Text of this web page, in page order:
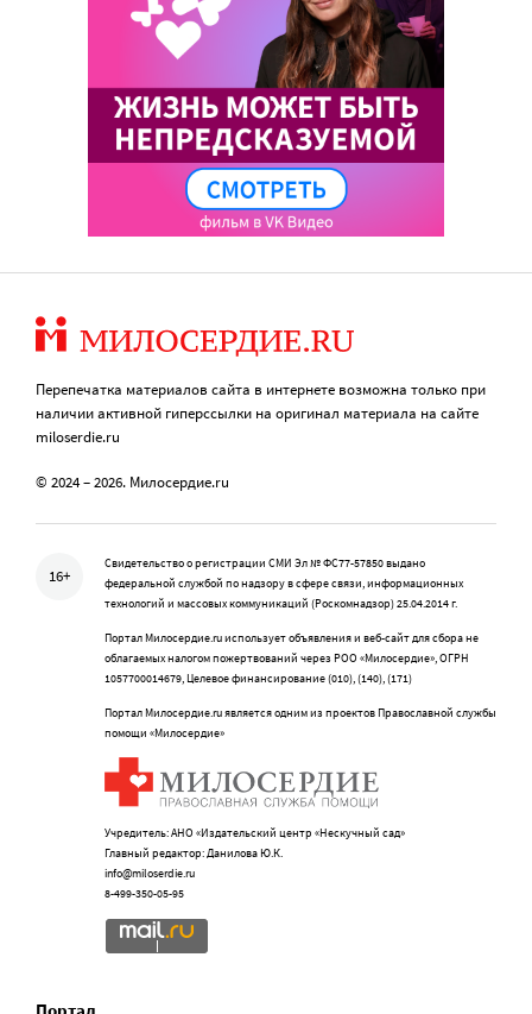
Перепечатка материалов сайта в интернете возможна только при
наличии активной гиперссылки на оригинал материала на сайте
miloserdie.ru
© 2024 – 2026. Милосердие.ru
16+
Свидетельство о регистрации СМИ Эл № ФС77-57850 выдано
федеральной службой по надзору в сфере связи, информационных
технологий и массовых коммуникаций (Роскомнадзор) 25.04.2014 г.
Портал Милосердие.ru использует объявления и веб-сайт для сбора не
облагаемых налогом пожертвований через РОО «Милосердие», ОГРН
1057700014679, Целевое финансирование (010), (140), (171)
Портал Милосердие.ru является одним из проектов Православной службы
помощи «Милосердие»
Учредитель: АНО «Издательский центр «Нескучный сад»
Главный редактор: Данилова Ю.К.
info@miloserdie.ru
8-499-350-05-95
Портал